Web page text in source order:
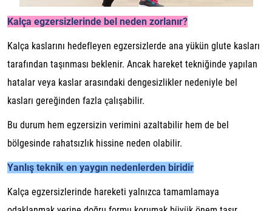
Kalça egzersizlerinde bel neden zorlanır?
Kalça kaslarını hedefleyen egzersizlerde ana yükün glute kasları
tarafından taşınması beklenir. Ancak hareket tekniğinde yapılan
hatalar veya kaslar arasındaki dengesizlikler nedeniyle bel
kasları gereğinden fazla çalışabilir.
Bu durum hem egzersizin verimini azaltabilir hem de bel
bölgesinde rahatsızlık hissine neden olabilir.
Yanlış teknik en yaygın nedenlerden biridir
Kalça egzersizlerinde hareketi yalnızca tamamlamaya